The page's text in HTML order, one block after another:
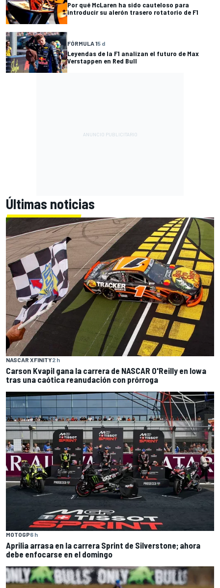
Por qué McLaren ha sido cauteloso para
introducir su alerón trasero rotatorio de F1
FÓRMULA 15 d
Leyendas de la F1 analizan el futuro de Max
Verstappen en Red Bull
Últimas noticias
NASCAR XFINITY2 h
Carson Kvapil gana la carrera de NASCAR O'Reilly en Iowa
tras una caótica reanudación con prórroga
MOTOGP6 h
Aprilia arrasa en la carrera Sprint de Silverstone; ahora
debe enfocarse en el domingo